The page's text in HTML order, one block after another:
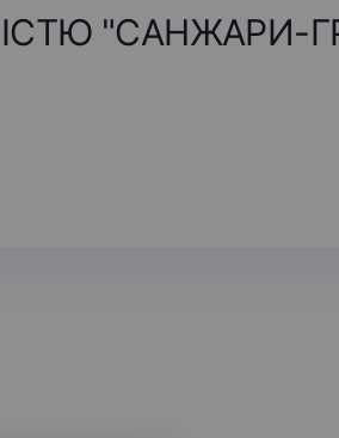
"САНЖАРИ-